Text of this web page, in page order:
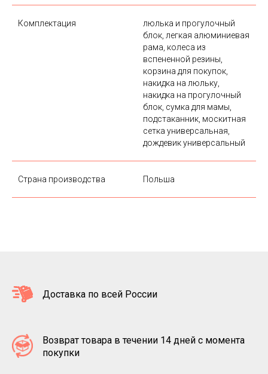
Комплектация
люлька и прогулочный
блок, легкая алюминиевая
рама, колеса из
вспененной резины,
корзина для покупок,
накидка на люльку,
накидка на прогулочный
блок, сумка для мамы,
подстаканник, москитная
сетка универсальная,
дождевик универсальный
Страна производства Польша
Доставка по всей России
Возврат товара в течении 14 дней с момента
покупки